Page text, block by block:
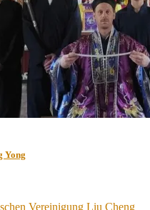
Yong
Vereinigung Liu Cheng